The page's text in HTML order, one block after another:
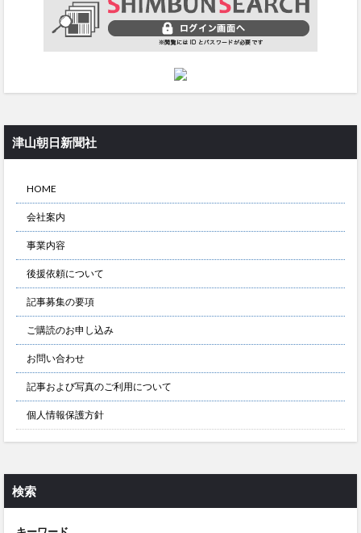
津山朝日新聞社
HOME
会社案内
事業内容
後援依頼について
記事募集の要項
ご購読のお申し込み
お問い合わせ
記事および写真のご利用について
個人情報保護方針
検索